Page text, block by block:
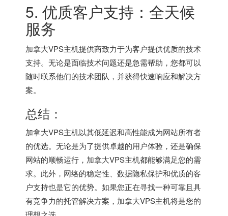
5. 优质客户支持：全天候
服务
加拿大VPS主机提供商致力于为客户提供优质的技术
支持。无论是面临技术问题还是急需帮助，您都可以
随时联系他们的技术团队，并获得快速响应和解决方
案。
总结：
加拿大VPS主机以其低延迟和高性能成为网站所有者
的优选。无论是为了提供卓越的用户体验，还是确保
网站的顺畅运行，加拿大VPS主机都能够满足您的需
求。此外，网络的稳定性、数据隐私保护和优质的客
户支持也是它的优势。如果您正在寻找一种可靠且具
有竞争力的托管解决方案，加拿大VPS主机将是您的